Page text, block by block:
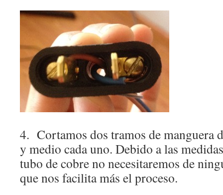
4. Cortamos dos tramos de manguera
y medio cada uno. Debido a las
tubo de cobre no necesitaremos de
que nos facilita más el proceso.